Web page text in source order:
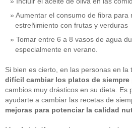
Aumentar el consumo de fibra para
estreñimiento con frutas y verduras
Tomar entre 6 a 8 vasos de agua
especialmente en verano.
Si bien es cierto, en las personas en
difícil cambiar los platos de siempre
cambios muy drásticos en su dieta. Es
ayudarte a cambiar las recetas de
mejoras para potenciar la calidad